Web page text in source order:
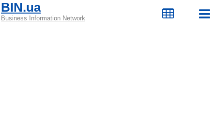
BIN.ua
Business Information Network